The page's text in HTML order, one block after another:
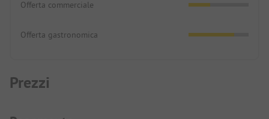
Offerta commerciale
Offerta gastronomica
Prezzi